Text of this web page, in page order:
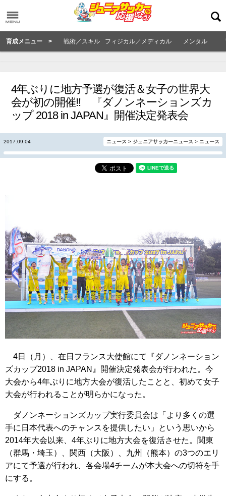
育成メニュー > 戦術／スキル フィジカル／メディカル メンタル
4年ぶりに地方予選が復活＆女子の世界大
会が初の開催!! 『ダノンネーションズカ
ップ 2018 in JAPAN』開催決定発表会
2017.09.04 ニュース > ジュニアサッカーニュース > ニュース
4日（月）、在日フランス大使館にて『ダノンネーション
ズカップ2018 in JAPAN』開催決定発表会が行われた。今
大会から4年ぶりに地方大会が復活したことと、初めて女子
大会が行われることが明らかになった。
ダノンネーションズカップ実行委員会は「より多くの選
手に日本代表へのチャンスを提供したい」という思いから
2014年大会以来、4年ぶりに地方大会を復活させた。関東
（群馬・埼玉）、関西（大阪）、九州（熊本）の3つのエリ
アにて予選が行われ、各会場4チームが本大会への切符を手
にする。